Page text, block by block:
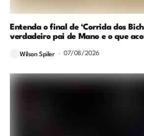
Entenda o final de ‘Corrida dos
verdadeiro pai de Mano e o que
Wilson Spiler 07/08/2026